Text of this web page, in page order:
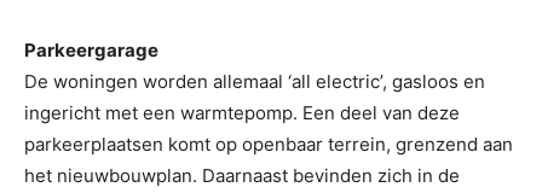
Parkeergarage
De woningen worden allemaal ‘all electric’, gasloos en
ingericht met een warmtepomp. Een deel van deze
parkeerplaatsen komt op openbaar terrein, grenzend aan
het nieuwbouwplan. Daarnaast bevinden zich in de